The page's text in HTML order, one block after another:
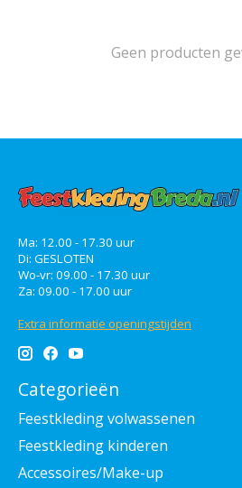
Geen producten
Ma: 12.00 - 17.30 uur
Di: GESLOTEN
Wo-vr: 09.00 - 17.30 uur
Za: 09.00 - 17.00 uur
Extra informatie openingstijden
Categorieën
Feestkleding volwassenen
Feestkleding kinderen
Accessoires/Make-up